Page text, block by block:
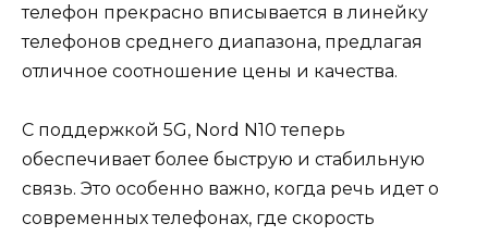
телефон прекрасно вписывается в линейку
телефонов среднего диапазона, предлагая
отличное соотношение цены и качества.
С поддержкой 5G, Nord N10 теперь
обеспечивает более быструю и стабильную
связь. Это особенно важно, когда речь идет о
современных телефонах, где скорость